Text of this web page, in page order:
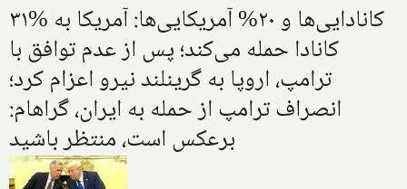
۳۱% کانادایی‌ها و ۲۰% آمریکایی‌ها: آمریکا به
کانادا حمله می‌کند؛ پس از عدم توافق با
ترامپ، اروپا به گرینلند نیرو اعزام کرد؛
انصراف ترامپ از حمله به ایران، گراهام:
برعکس است، منتظر باشید